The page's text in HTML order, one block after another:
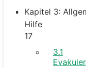
Kapitel 3:
Hilfe
17
3.1